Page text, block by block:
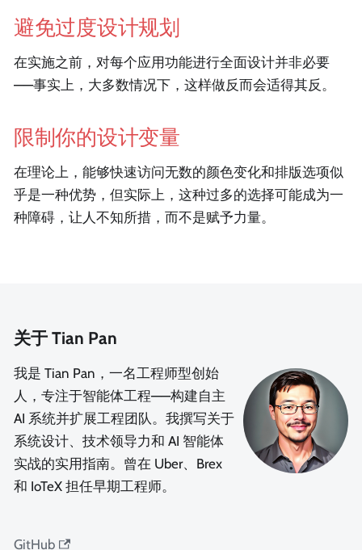
避免过度设计规划
在实施之前，对每个应用功能进行全面设计并非必要
——事实上，大多数情况下，这样做反而会适得其反。
限制你的设计变量
在理论上，能够快速访问无数的颜色变化和排版选项似
乎是一种优势，但实际上，这种过多的选择可能成为一
种障碍，让人不知所措，而不是赋予力量。
关于 Tian Pan
我是 Tian Pan，一名工程师型创始
人，专注于智能体工程——构建自主
AI 系统并扩展工程团队。我撰写关于
系统设计、技术领导力和 AI 智能体
实战的实用指南。曾在 Uber、Brex
和 IoTeX 担任早期工程师。
GitHub